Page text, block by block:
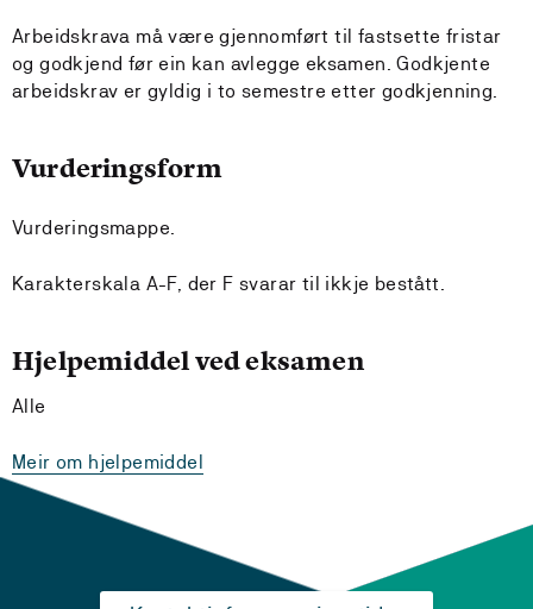
Arbeidskrava må være gjennomført til fastsette fristar
og godkjend før ein kan avlegge eksamen. Godkjente
arbeidskrav er gyldig i to semestre etter godkjenning.
Vurderingsform
Vurderingsmappe.
Karakterskala A-F, der F svarar til ikkje bestått.
Hjelpemiddel ved eksamen
Alle
Meir om hjelpemiddel